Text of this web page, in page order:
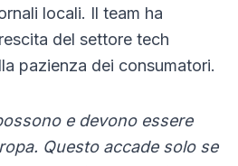
locali. Il team ha
del settore tech
pazienza dei consumatori.
e devono essere
Questo accade solo se